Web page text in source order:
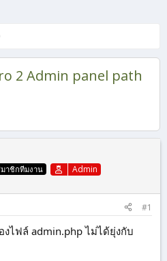
2 Admin panel path
าชิกทีมงาน Admin
#1
งไฟล์ admin.php ไม่ได้ยุ่งกับ